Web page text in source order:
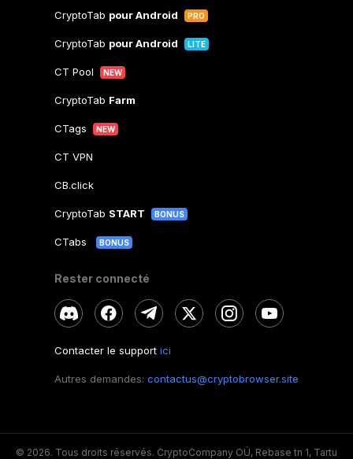
CryptoTab pour Android PRO
CryptoTab pour Android LITE
CT Pool NEW
CryptoTab Farm
CTags NEW
CT VPN
CB.click
CryptoTab START BONUS
CTabs BONUS
Rester connecté
Contacter le support ici
Autres demandes: contactus@cryptobrowser.site
© 2026. Tous droits réservés. CryptoCompany OÜ, Rebase tn 1, Tartu